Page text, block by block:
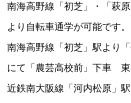
南海高野線「初芝」・「萩
より自転車通学が可能です。
南海高野線「初芝」駅より
にて「農芸高校前」下車 東
近鉄南大阪線「河内松原」